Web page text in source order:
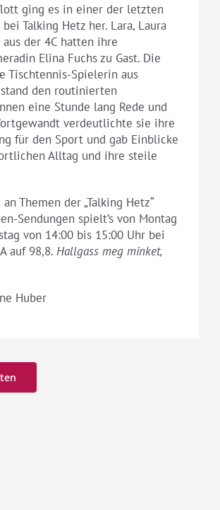
ging es in einer der letzten
Talking Hetz her. Lara, Laura
der 4C hatten ihre
Elina Fuchs zu Gast. Die
Tischtennis-Spielerin aus
den routinierten
eine Stunde lang Rede und
verdeutlichte sie ihre
für den Sport und gab Einblicke
Alltag und ihre steile
Themen der „Talking Hetz“
Sendungen spielt’s von Montag
von 14:00 bis 15:00 Uhr bei
auf 98,8.Hallgass meg minket,
Huber